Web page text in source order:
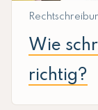
Wie
richtig?